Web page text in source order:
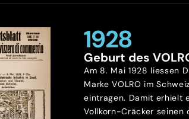
1928
Geburt des
Am 8. Mai 1928 liessen
Marke VOLRO im
eintragen. Damit erhielt
Vollkorn-Cräcker seinen